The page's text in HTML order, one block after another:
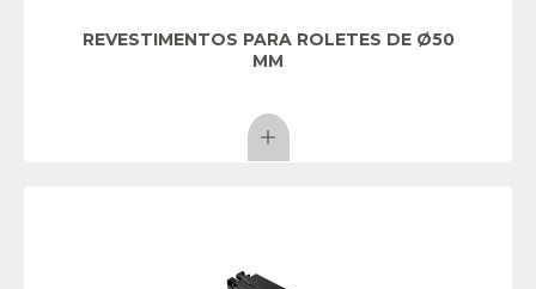
REVESTIMENTOS PARA ROLETES DE Ø50
MM